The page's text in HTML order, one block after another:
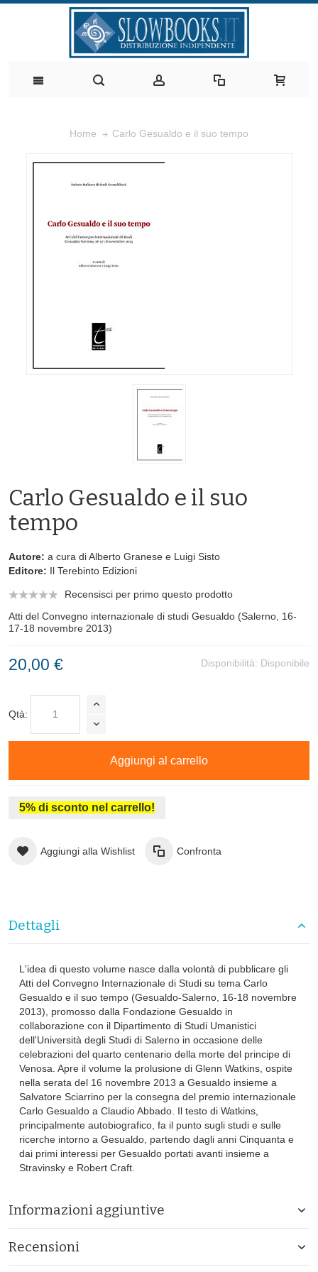
Home Carlo Gesualdo e il suo tempo
Carlo Gesualdo e il suo
tempo
Autore: a cura di Alberto Granese e Luigi Sisto
Editore: Il Terebinto Edizioni
Recensisci per primo questo prodotto
Atti del Convegno internazionale di studi Gesualdo (Salerno, 16-
17-18 novembre 2013)
Disponibilità: Disponibile
20,00 €
Qtà:
Aggiungi al carrello
5% di sconto nel carrello!
Aggiungi alla Wishlist Confronta
Dettagli
L'idea di questo volume nasce dalla volontà di pubblicare gli
Atti del Convegno Internazionale di Studi su tema Carlo
Gesualdo e il suo tempo (Gesualdo-Salerno, 16-18 novembre
2013), promosso dalla Fondazione Gesualdo in
collaborazione con il Dipartimento di Studi Umanistici
dell'Università degli Studi di Salerno in occasione delle
celebrazioni del quarto centenario della morte del principe di
Venosa. Apre il volume la prolusione di Glenn Watkins, ospite
nella serata del 16 novembre 2013 a Gesualdo insieme a
Salvatore Sciarrino per la consegna del premio internazionale
Carlo Gesualdo a Claudio Abbado. Il testo di Watkins,
principalmente autobiografico, fa il punto sugli studi e sulle
ricerche intorno a Gesualdo, partendo dagli anni Cinquanta e
dai primi interessi per Gesualdo portati avanti insieme a
Stravinsky e Robert Craft.
Informazioni aggiuntive
Recensioni